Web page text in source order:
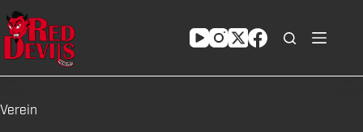
Zum
Inhalt
springen
Verein